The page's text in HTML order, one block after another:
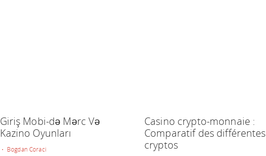
Giriş Mobi-də Mərc Və
Kazino Oyunları
• Bogdan Coraci
Casino crypto-monnaie :
Comparatif des différentes
cryptos